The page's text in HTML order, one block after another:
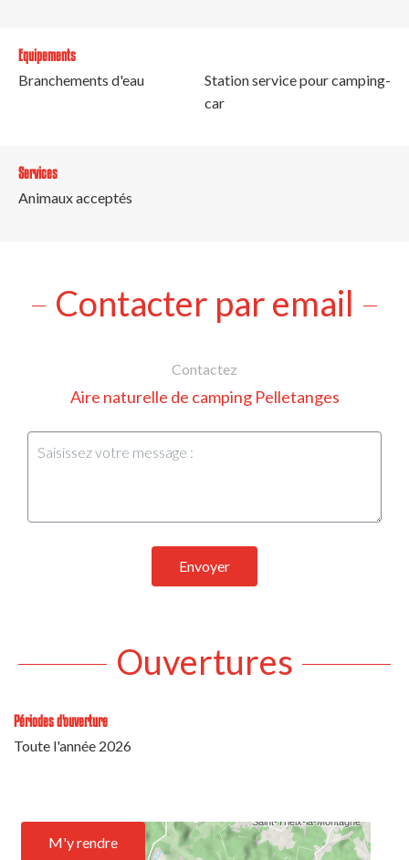
Equipements
Branchements d'eau
Station service pour camping-
car
Services
Animaux acceptés
Contacter par email
Contactez
Aire naturelle de camping Pelletanges
Envoyer
Ouvertures
Périodes d'ouverture
Toute l'année 2026
M'y rendre